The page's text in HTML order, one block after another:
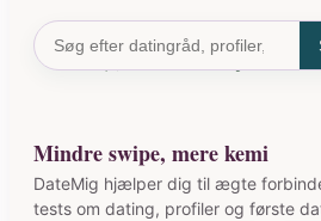
Mindre swipe, mere kemi
DateMig hjælper dig til ægte
tests om dating, profiler og første